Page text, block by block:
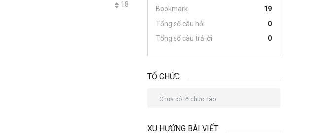
18
Bookmark
19
Tổng số câu hỏi
0
Tổng số câu trả lời
0
TỔ CHỨC
Chưa có tổ chức nào.
XU HƯỚNG BÀI VIẾT